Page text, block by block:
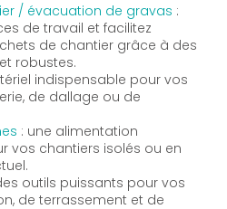
/ évacuation de gravas :
de travail et facilitez
de chantier grâce à des
robustes.
indispensable pour vos
de dallage ou de
: une alimentation
vos chantiers isolés ou en
outils puissants pour vos
de terrassement et de